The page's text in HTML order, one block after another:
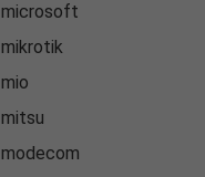
microsoft
mikrotik
mio
mitsu
modecom